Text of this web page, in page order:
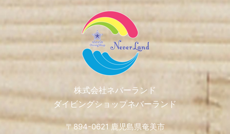
Footer
株式会社ネバーランド
ダイビングショップネバーランド
〒894-0621 鹿児島県奄美市